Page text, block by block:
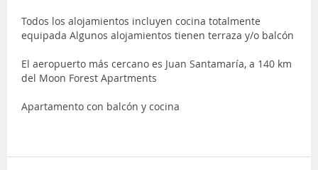
Todos los alojamientos incluyen cocina totalmente
equipada Algunos alojamientos tienen terraza y/o balcón
El aeropuerto más cercano es Juan Santamaría, a 140 km
del Moon Forest Apartments
Apartamento con balcón y cocina